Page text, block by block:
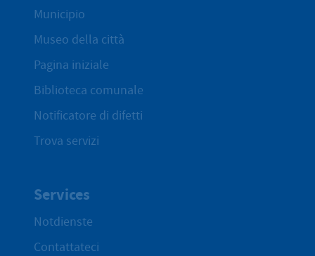
Municipio
Museo della città
Pagina iniziale
Biblioteca comunale
Notificatore di difetti
Trova servizi
Services
Notdienste
Contattateci